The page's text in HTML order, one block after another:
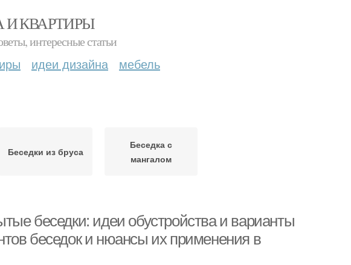
И КВАРТИРЫ
интересные статьи
идеи дизайна мебель
Беседки из бруса
Беседка с
мангалом
беседки: идеи обустройства и варианты
беседок и нюансы их применения в